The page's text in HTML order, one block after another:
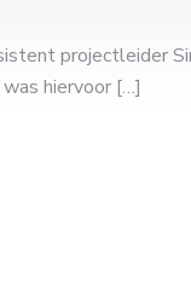
projectleider
hiervoor […]